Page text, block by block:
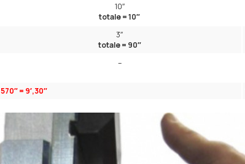
10″
totale = 10″
3″
totale = 90″
–
570″ = 9′,30″